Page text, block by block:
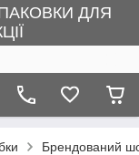
ДЛЯ
Брендований